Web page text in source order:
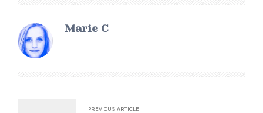
Marie C
PREVIOUS ARTICLE